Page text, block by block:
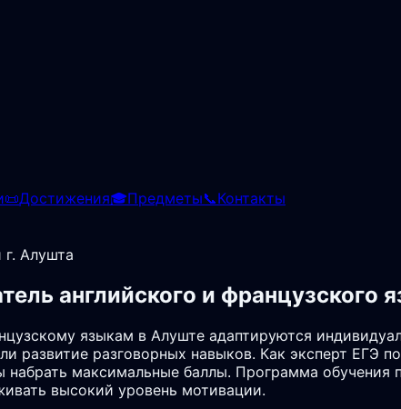
📜Достижения🎓Предметы📞Контакты
Алушта
английского и французского
языкам в Алуште адаптируются
развитие разговорных навыков. Как эксперт ЕГЭ
набрать максимальные баллы. Программа обучения
высокий уровень мотивации.